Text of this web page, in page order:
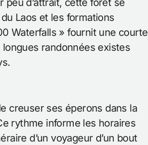
d’attrait, cette forêt se
Laos et les formations
Waterfalls » fournit une courte
randonnées existes
creuser ses éperons dans la
rythme informe les horaires
d’un voyageur d’un bout